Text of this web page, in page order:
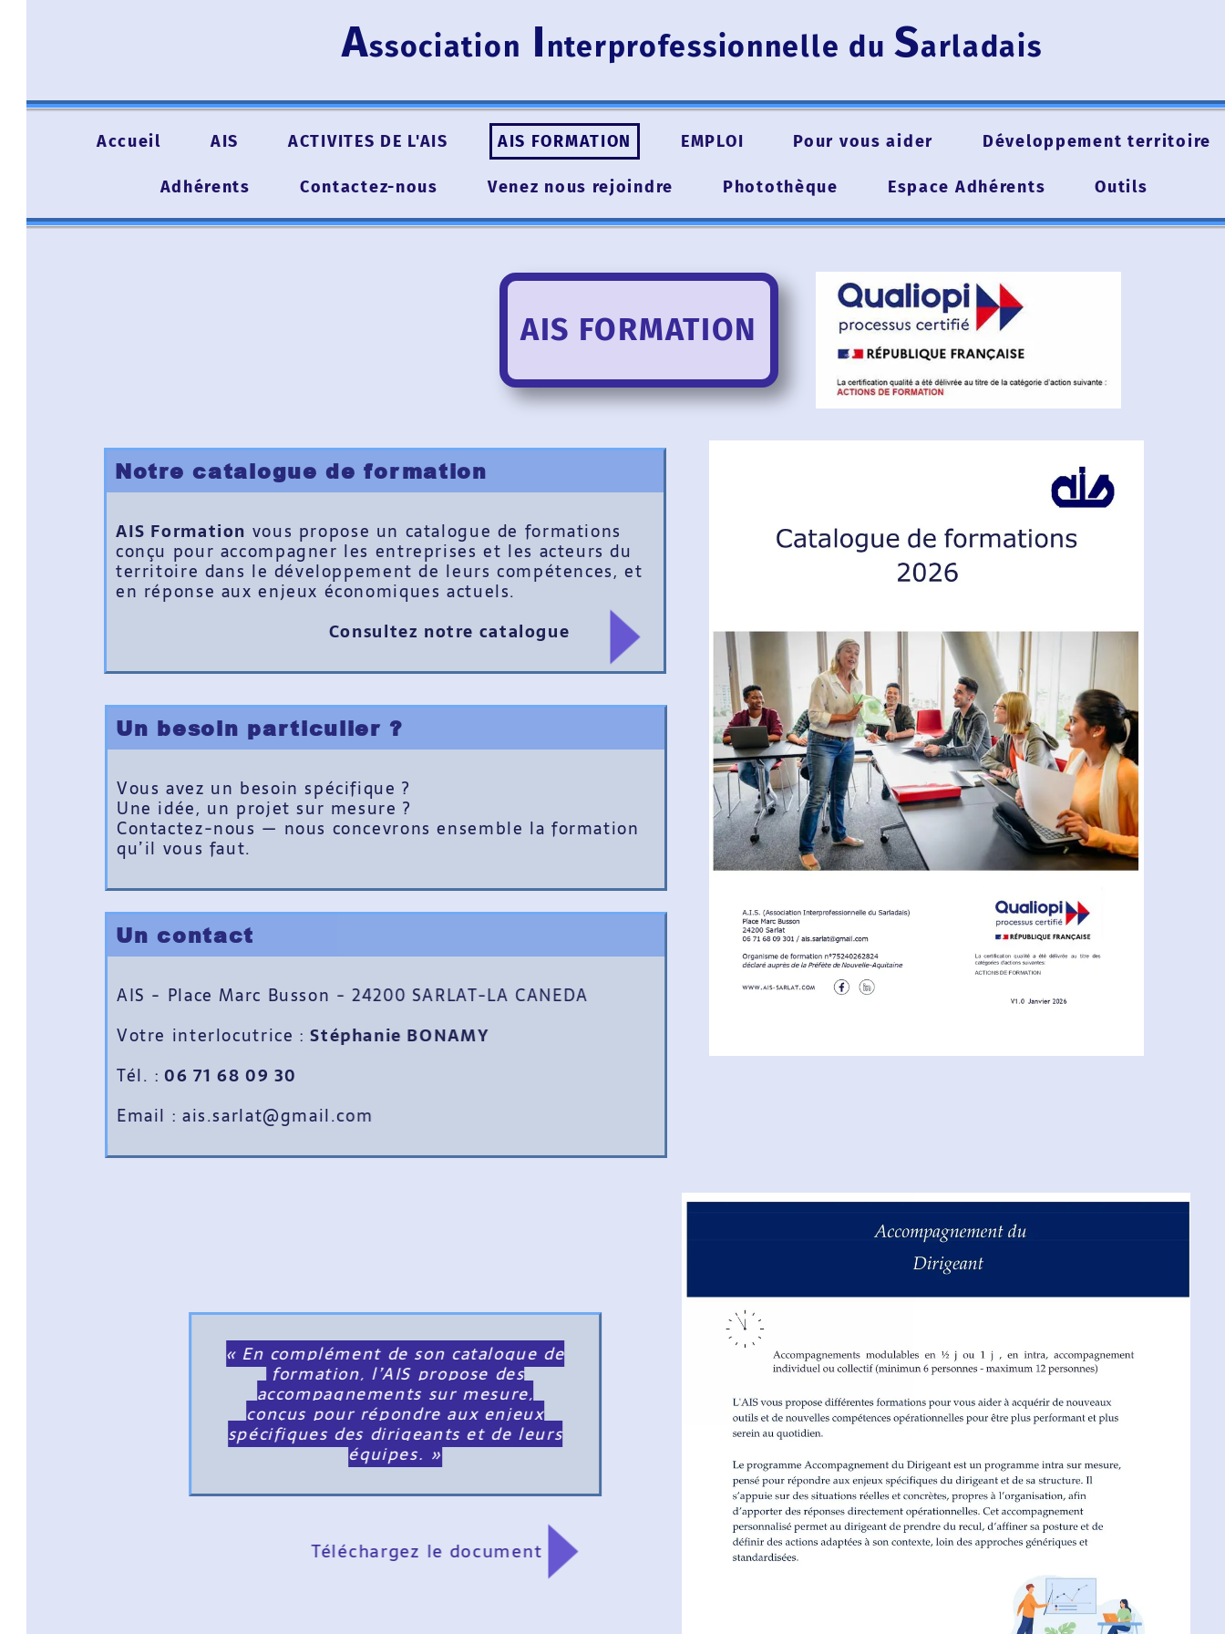
Association I nterprofessionnelle duS arladais
Accueil AIS ACTIVITES DE L'AIS AIS FORMATION EMPLOI Pour vous aider Développement territoire
Adhérents Contactez-nous Venez nous rejoindre Photothèque Espace Adhérents Outils
AIS FORMATION
Notre catalogue de formation
AIS Formationvous propose un catalogue de formations
conçu pour accompagner les entreprises et les acteurs du
territoire dans le développement de leurs compétences, et
en réponse aux enjeux économiques actuels.
Consultez notre catalogue
1,1 Mo
Un besoin particulier ?
Vous avez un besoin spécifique ?
Une idée, un projet sur mesure ?
Contactez-nous — nous concevrons ensemble la formation
qu’il vous faut.
Un contact
AIS - Place Marc Busson - 24200 SARLAT-LA CANEDA
Votre interlocutrice :Stéphanie BONAMY
Tél. :06 71 68 09 30
Email : ais.sarlat@gmail.com
« En complément de son catalogue de
formation, l’AIS propose des
accompagnements sur mesure,
conçus pour répondre aux enjeux
spécifiques des dirigeants et de leurs
équipes. »
Téléchargez le document